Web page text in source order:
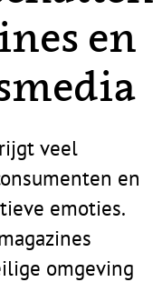
en
veel
en
emoties.
omgeving